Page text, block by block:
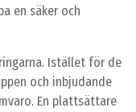
en säker och
Istället för de
och inbjudande
En plattsättare